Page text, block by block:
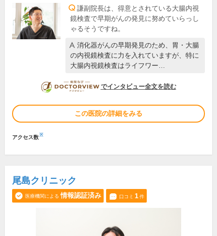
謙副院長は、得意とされている大腸内視
鏡検査で早期がんの発見に努めていらっし
ゃるそうですね。
消化器がんの早期発見のため、胃・大腸
の内視鏡検査に力を入れていますが、特に
大腸内視鏡検査はライフワー…
DOCTORVIEW
でインタビュー全文を読む
この医院の詳細をみる
アクセス数※
尾島クリニック
医療機関による 情報認証済み 口コミ 1件